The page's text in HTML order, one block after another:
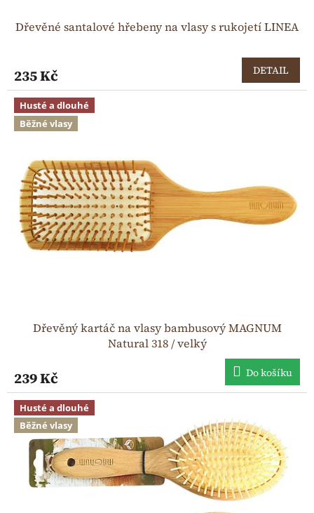
Dřevěné santalové hřebeny na vlasy s rukojetí LINEA
235 Kč DETAIL
Husté a dlouhé
Běžné vlasy
Dřevěný kartáč na vlasy bambusový MAGNUM
Natural 318 / velký
239 Kč Do košíku
Husté a dlouhé
Běžné vlasy